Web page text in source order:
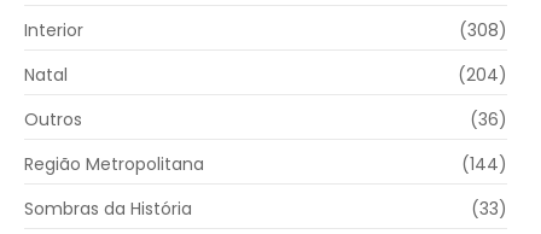
Interior
(308)
Natal
(204)
Outros
(36)
Região Metropolitana
(144)
Sombras da História
(33)